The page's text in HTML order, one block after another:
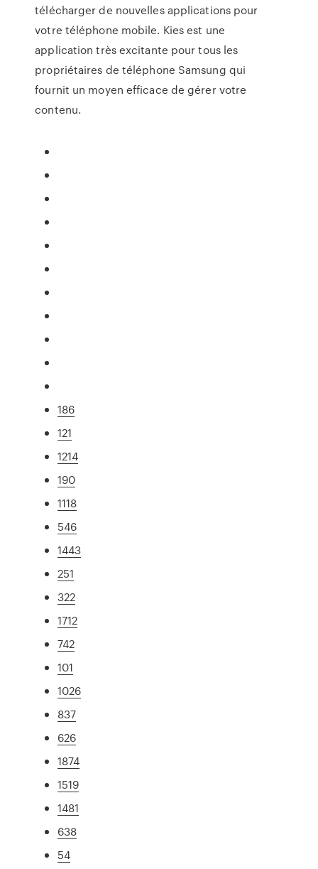
télécharger de nouvelles applications pour
votre téléphone mobile. Kies est une
application très excitante pour tous les
propriétaires de téléphone Samsung qui
fournit un moyen efficace de gérer votre
contenu.
186
121
1214
190
1118
546
1443
251
322
1712
742
101
1026
837
626
1874
1519
1481
638
54